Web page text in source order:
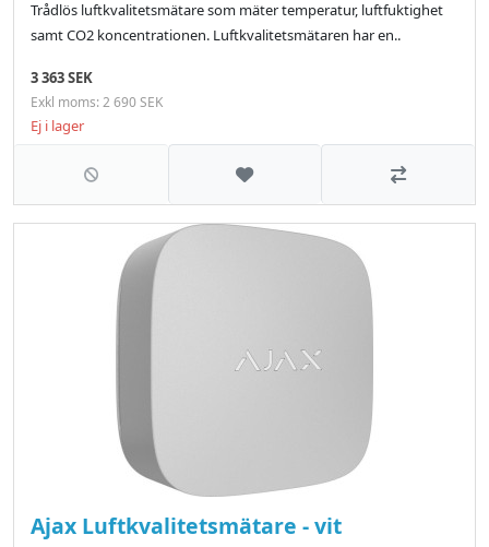
Trådlös luftkvalitetsmätare som mäter temperatur, luftfuktighet
samt CO2 koncentrationen. Luftkvalitetsmätaren har en..
3 363 SEK
Exkl moms: 2 690 SEK
Ej i lager
Lägg till i önskelistanJämför
Ajax Luftkvalitetsmätare - vit